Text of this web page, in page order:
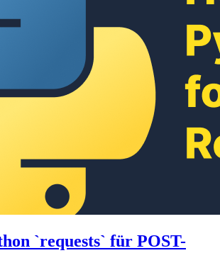
`requests` für POST-